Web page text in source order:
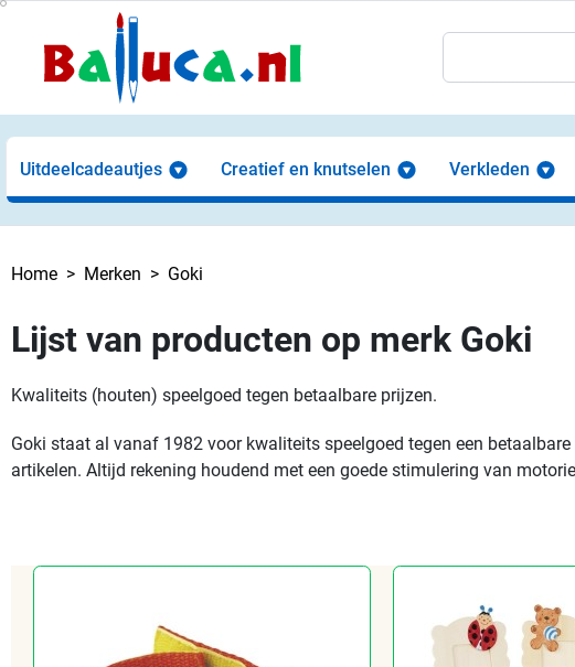
Uitdeelcadeautjes Creatief en knutselen Verkleden
Home Merken Goki
Lijst van producten op merk Goki
Kwaliteits (houten) speelgoed tegen betaalbare prijzen.
Goki staat al vanaf 1982 voor kwaliteits speelgoed tegen een
artikelen. Altijd rekening houdend met een goede stimulering van